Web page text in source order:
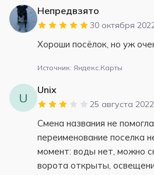
Непредвзято
30 октября
Хороши посёлок, но уж
Источник: Яндекс.Карты
U
Unix
25 августа 2022
Смена названия не
переименование поселка
момент: воды нет, можно
ворота открыты,